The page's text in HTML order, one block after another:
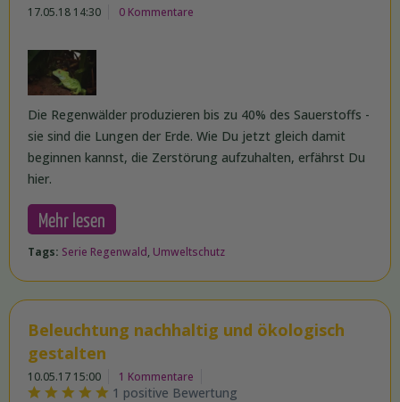
17.05.18 14:30 0 Kommentare
Die Regenwälder produzieren bis zu 40% des Sauerstoffs -
sie sind die Lungen der Erde. Wie Du jetzt gleich damit
beginnen kannst, die Zerstörung aufzuhalten, erfährst Du
hier.
Mehr lesen
Tags: Serie Regenwald, Umweltschutz
Beleuchtung nachhaltig und ökologisch
gestalten
10.05.17 15:00 1 Kommentare
1 positive Bewertung